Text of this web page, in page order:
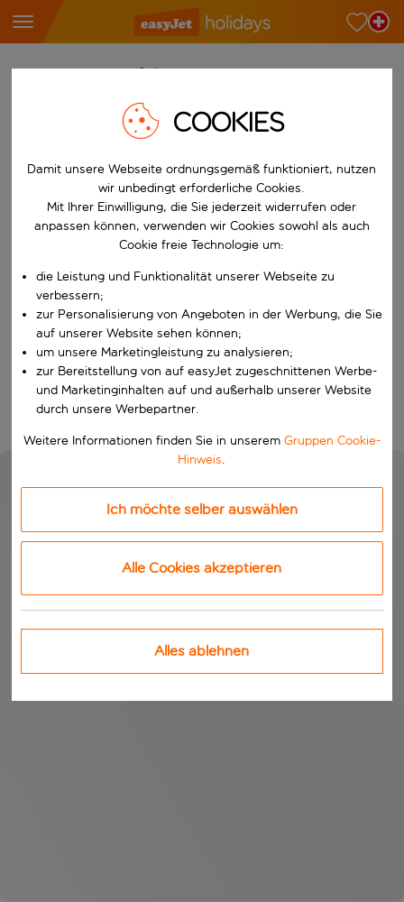
Finde deine perfekten Ferien
Beginne mit der Eingabe für die automatische
Wähle deine Flughäfen
Beginne mit der Eingabe für die automatische
Reiseziele finden
W&auml;hle ein Ab- und R&uuml;ckflugdatum aus.
Wer
Suchen
COOKIES
Damit unsere Webseite ordnungsgemäß funktioniert, nutzen
wir unbedingt erforderliche Cookies.
Mit Ihrer Einwilligung, die Sie jederzeit widerrufen oder
anpassen können, verwenden wir Cookies sowohl als auch
Cookie freie Technologie um:
die Leistung und Funktionalität unserer Webseite zu
verbessern;
zur Personalisierung von Angeboten in der Werbung, die Sie
auf unserer Website sehen können;
um unsere Marketingleistung zu analysieren;
zur Bereitstellung von auf easyJet zugeschnittenen Werbe-
und Marketinginhalten auf und außerhalb unserer Website
durch unsere Werbepartner.
Weitere Informationen finden Sie in unserem Gruppen Cookie-
Hinweis.
Ich möchte selber auswählen
Alle Cookies akzeptieren
Alles ablehnen